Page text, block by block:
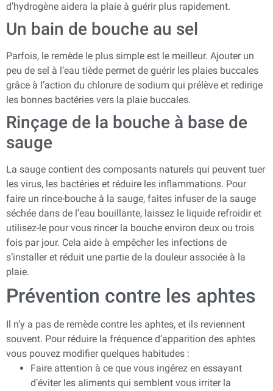
d’hydrogène aidera la plaie à guérir plus rapidement.
Un bain de bouche au sel
Parfois, le remède le plus simple est le meilleur. Ajouter un
peu de sel à l’eau tiède permet de guérir les plaies buccales
grâce à l’action du chlorure de sodium qui prélève et redirige
les bonnes bactéries vers la plaie buccales.
Rinçage de la bouche à base de
sauge
La sauge contient des composants naturels qui peuvent tuer
les virus, les bactéries et réduire les inflammations. Pour
faire un rince-bouche à la sauge, faites infuser de la sauge
séchée dans de l’eau bouillante, laissez le liquide refroidir et
utilisez-le pour vous rincer la bouche environ deux ou trois
fois par jour. Cela aide à empêcher les infections de
s’installer et réduit une partie de la douleur associée à la
plaie.
Prévention contre les aphtes
Il n’y a pas de remède contre les aphtes, et ils reviennent
souvent. Pour réduire la fréquence d’apparition des aphtes
vous pouvez modifier quelques habitudes :
Faire attention à ce que vous ingérez en essayant
d’éviter les aliments qui semblent vous irriter la